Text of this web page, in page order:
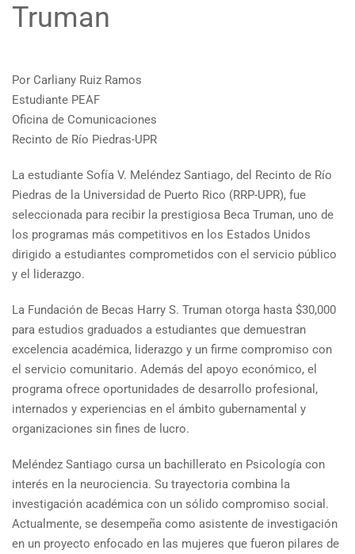
Truman
Por Carliany Ruiz Ramos
Estudiante PEAF
Oficina de Comunicaciones
Recinto de Río Piedras-UPR
La estudiante Sofía V. Meléndez Santiago, del Recinto de Río
Piedras de la Universidad de Puerto Rico (RRP-UPR), fue
seleccionada para recibir la prestigiosa Beca Truman, uno de
los programas más competitivos en los Estados Unidos
dirigido a estudiantes comprometidos con el servicio público
y el liderazgo.
La Fundación de Becas Harry S. Truman otorga hasta $30,000
para estudios graduados a estudiantes que demuestran
excelencia académica, liderazgo y un firme compromiso con
el servicio comunitario. Además del apoyo económico, el
programa ofrece oportunidades de desarrollo profesional,
internados y experiencias en el ámbito gubernamental y
organizaciones sin fines de lucro.
Meléndez Santiago cursa un bachillerato en Psicología con
interés en la neurociencia. Su trayectoria combina la
investigación académica con un sólido compromiso social.
Actualmente, se desempeña como asistente de investigación
en un proyecto enfocado en las mujeres que fueron pilares de